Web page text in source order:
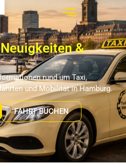
Neuigkeiten &
rund um Taxi,
und Mobilität in Hamburg.
FAHRT BUCHEN